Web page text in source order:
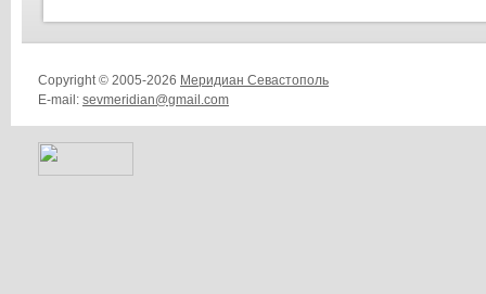
Copyright © 2005-2026 Меридиан Севастополь
E-mail: sevmeridian@gmail.com